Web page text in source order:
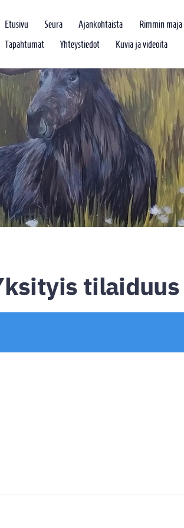
Etusivu Seura Ajankohtaista Rimmin maja
Tapahtumat
Yhteystiedot Kuvia ja videoita
tilaiduus